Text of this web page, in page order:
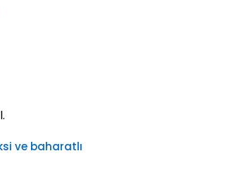
ve baharatlı